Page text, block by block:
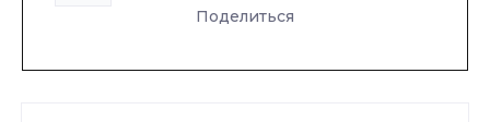
Поделиться